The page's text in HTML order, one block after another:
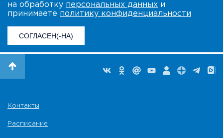
на обработку персональных данных и
принимаете политику конфиденциальности
СОГЛАСЕН(-НА)
Контакты
Расписание